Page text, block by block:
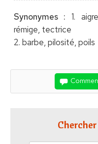
Synonymes : 1.
rémige, tectrice
2. barbe, pilosité, poils